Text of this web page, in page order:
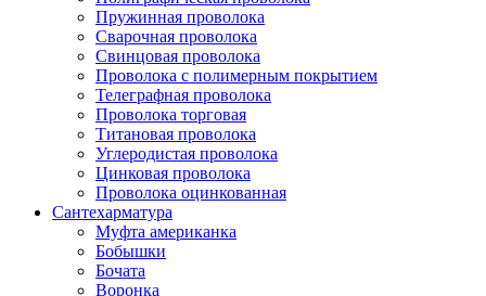
Пружинная проволока
Сварочная проволока
Свинцовая проволока
Проволока с полимерным покрытием
Телеграфная проволока
Проволока торговая
Титановая проволока
Углеродистая проволока
Цинковая проволока
Проволока оцинкованная
Сантехарматура
Муфта американка
Бобышки
Бочата
Воронка